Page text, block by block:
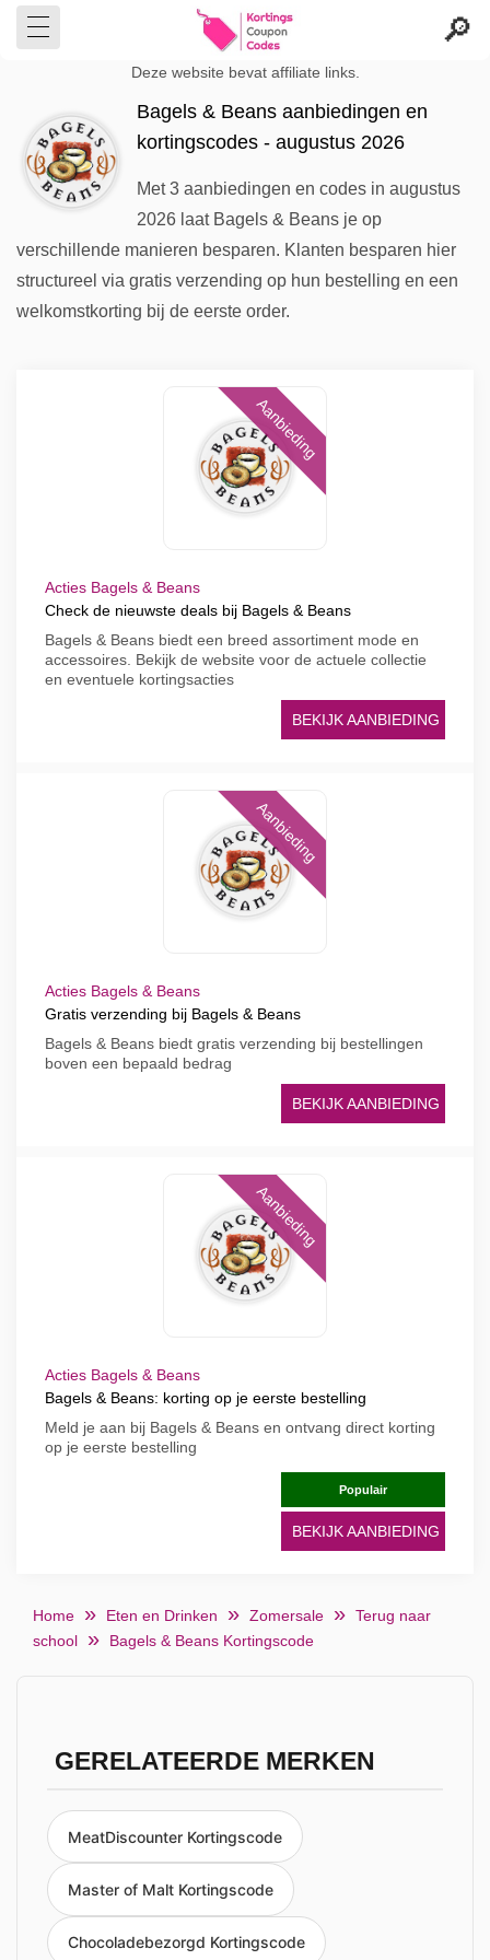
Deze website bevat affiliate links.
Bagels & Beans aanbiedingen en
kortingscodes - augustus 2026
Met 3 aanbiedingen en codes in augustus
2026 laat Bagels & Beans je op
verschillende manieren besparen. Klanten besparen hier
structureel via gratis verzending op hun bestelling en een
welkomstkorting bij de eerste order.
Aanbieding
Acties Bagels & Beans
Check de nieuwste deals bij Bagels & Beans
Bagels & Beans biedt een breed assortiment mode en
accessoires. Bekijk de website voor de actuele collectie
en eventuele kortingsacties
BEKIJK AANBIEDING
Aanbieding
Acties Bagels & Beans
Gratis verzending bij Bagels & Beans
Bagels & Beans biedt gratis verzending bij bestellingen
boven een bepaald bedrag
BEKIJK AANBIEDING
Aanbieding
Acties Bagels & Beans
Bagels & Beans: korting op je eerste bestelling
Meld je aan bij Bagels & Beans en ontvang direct korting
op je eerste bestelling
Populair
BEKIJK AANBIEDING
Home Eten en Drinken Zomersale
Terug naar
school
Bagels & Beans Kortingscode
GERELATEERDE MERKEN
MeatDiscounter Kortingscode
Master of Malt Kortingscode
Chocoladebezorgd Kortingscode